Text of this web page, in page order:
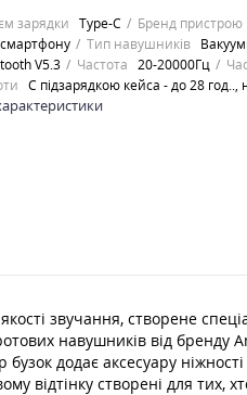
зарядки Type-C Бренд пристрою
Тип навушників
V5.3
Частота 20-20000Гц
С підзарядкою кейса - до 28
звучання, створене
навушників від бренду
додає аксесуару
відтінку створені для тих,